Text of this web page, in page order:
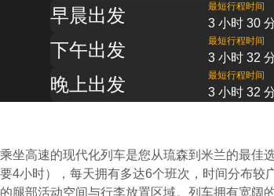
早晨出发 最短行程时间
3 小时 30
下午出发 最短行程时间
3 小时 32
晚上出发 最短行程时间
3 小时 32
乘坐高速的现代化列车是您从琉森到米兰的最佳
要4小时），每天拥有多达6个班次，时间分布较
的腿部活动空间与行李放置区域。列车拥有宽阔